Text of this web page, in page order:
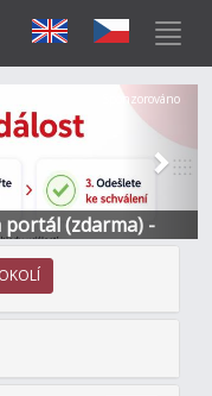
portál (zdarma) -
Další
Sponzorováno